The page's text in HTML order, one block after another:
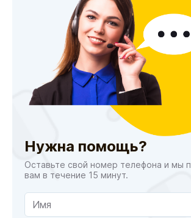
Нужна помощь?
Оставьте свой номер телефона и мы
вам в течение 15 минут.